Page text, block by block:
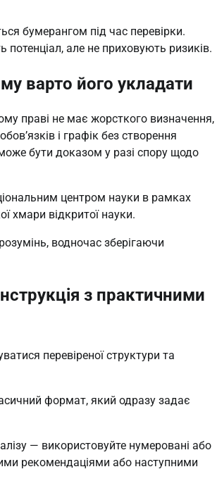
бумерангом під час перевірки.
але не приховують ризиків.
варто його укладати
праві не має жорсткого визначення,
і графік без створення
бути доказом у разі спору щодо
центром науки в рамках
хмари відкритої науки.
водночас зберігаючи
з практичними
перевіреної структури та
формат, який одразу задає
— використовуйте нумеровані або
рекомендаціями або наступними